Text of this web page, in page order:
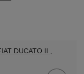
DUCATO II ,